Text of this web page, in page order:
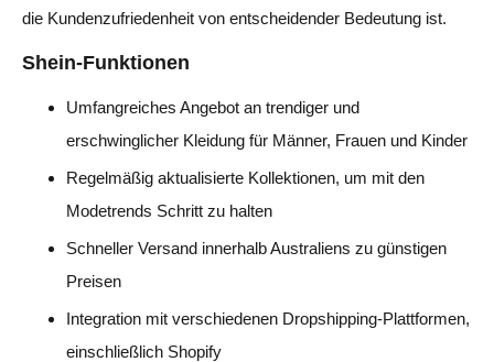
die Kundenzufriedenheit von entscheidender Bedeutung ist.
Shein-Funktionen
Umfangreiches Angebot an trendiger und
erschwinglicher Kleidung für Männer, Frauen und Kinder
Regelmäßig aktualisierte Kollektionen, um mit den
Modetrends Schritt zu halten
Schneller Versand innerhalb Australiens zu günstigen
Preisen
Integration mit verschiedenen Dropshipping-Plattformen,
einschließlich Shopify